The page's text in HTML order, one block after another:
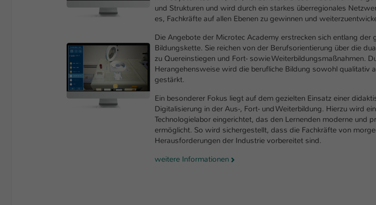
und Strukturen und wird durch ein starkes überregionales
es, Fachkräfte auf allen Ebenen zu gewinnen und
Die Angebote der Microtec Academy erstrecken sich entlang der
Bildungskette. Sie reichen von der Berufsorientierung über die
zu Quereinstiegen und Fort- sowie Weiterbildungsmaßnahmen.
Herangehensweise wird die berufliche Bildung sowohl qualitativ
gestärkt.
Ein besonderer Fokus liegt auf dem gezielten Einsatz einer
Digitalisierung in der Aus-, Fort- und Weiterbildung. Hierzu wird
Technologielabor eingerichtet, das den Lernenden moderne und
ermöglicht. So wird sichergestellt, dass die Fachkräfte von
Herausforderungen der Industrie vorbereitet sind.
weitere Informationen
Ihrer vorgenommen
Webseiten-Betreiber dies
Name fe_typo_user /
Anbieter TYPO3
Zweck
Dieses Cookie ist ein
von TYPO3. Es speichert
Logins die Session-ID. So
Benutzer wiedererkannt